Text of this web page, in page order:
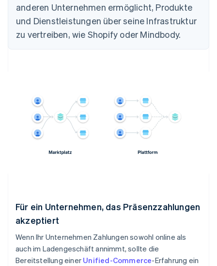
anderen Unternehmen ermöglicht, Produkte
und Dienstleistungen über seine Infrastruktur
zu vertreiben, wie Shopify oder Mindbody.
Für ein Unternehmen, das Präsenzzahlungen
akzeptiert
Wenn Ihr Unternehmen Zahlungen sowohl online als
auch im Ladengeschäft annimmt, sollte die
Bereitstellung einer Unified-Commerce-Erfahrung ein